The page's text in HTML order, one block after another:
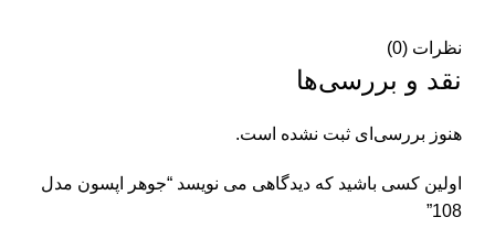
نظرات (0)
نقد و بررسی‌ها
هنوز بررسی‌ای ثبت نشده است.
اولین کسی باشید که دیدگاهی می نویسد “جوهر اپسون مدل
108”